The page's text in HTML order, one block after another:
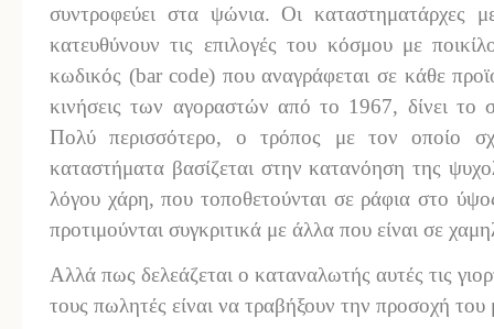
συντροφεύει στα ψώνια. Οι καταστηματάρχες
κατευθύνουν τις επιλογές του κόσμου με
κωδικός (bar code) που αναγράφεται σε κάθε
κινήσεις των αγοραστών από το 1967, δίνει το
Πολύ περισσότερο, ο τρόπος με τον οποίο
καταστήματα βασίζεται στην κατανόηση της
λόγου χάρη, που τοποθετούνται σε ράφια στο
προτιμούνται συγκριτικά με άλλα που είναι σε
Αλλά πως δελεάζεται ο καταναλωτής αυτές τις
τους πωλητές είναι να τραβήξουν την προσοχή του